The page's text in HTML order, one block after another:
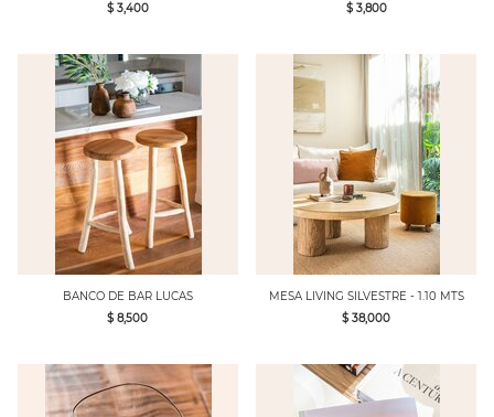
$ 3,400
$ 3,800
BANCO DE BAR LUCAS
$ 8,500
MESA LIVING SILVESTRE - 1.10 MTS
$ 38,000